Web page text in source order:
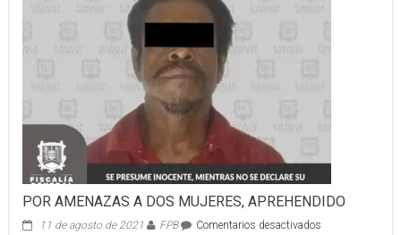
POR AMENAZAS A DOS MUJERES, APREHENDIDO
11 de agosto de 2021 FPB Comentarios desactivadosen